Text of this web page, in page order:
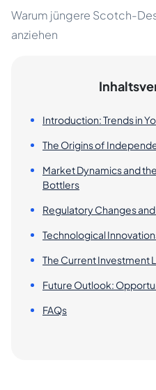
Warum jüngere Scotch-
anziehen
Introduction: Trends in
The Origins of
Market Dynamics and
Bottlers
Regulatory Changes
Technological
The Current Investment
Future Outlook:
FAQs